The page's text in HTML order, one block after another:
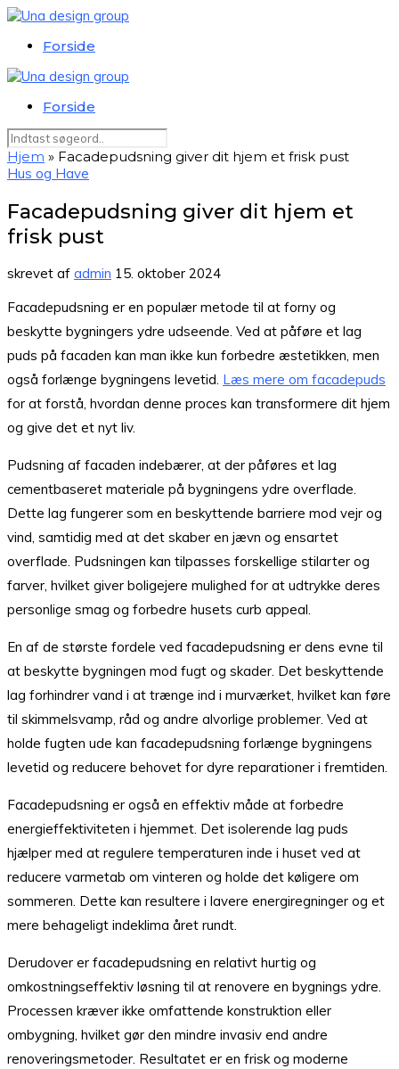
Forside
Forside
Hjem » Facadepudsning giver dit hjem et frisk pust
Hus og Have
Facadepudsning giver dit hjem et
frisk pust
skrevet af admin 15. oktober 2024
Facadepudsning er en populær metode til at forny og
beskytte bygningers ydre udseende. Ved at påføre et lag
puds på facaden kan man ikke kun forbedre æstetikken, men
også forlænge bygningens levetid. Læs mere om facadepuds
for at forstå, hvordan denne proces kan transformere dit hjem
og give det et nyt liv.
Pudsning af facaden indebærer, at der påføres et lag
cementbaseret materiale på bygningens ydre overflade.
Dette lag fungerer som en beskyttende barriere mod vejr og
vind, samtidig med at det skaber en jævn og ensartet
overflade. Pudsningen kan tilpasses forskellige stilarter og
farver, hvilket giver boligejere mulighed for at udtrykke deres
personlige smag og forbedre husets curb appeal.
En af de største fordele ved facadepudsning er dens evne til
at beskytte bygningen mod fugt og skader. Det beskyttende
lag forhindrer vand i at trænge ind i murværket, hvilket kan føre
til skimmelsvamp, råd og andre alvorlige problemer. Ved at
holde fugten ude kan facadepudsning forlænge bygningens
levetid og reducere behovet for dyre reparationer i fremtiden.
Facadepudsning er også en effektiv måde at forbedre
energieffektiviteten i hjemmet. Det isolerende lag puds
hjælper med at regulere temperaturen inde i huset ved at
reducere varmetab om vinteren og holde det køligere om
sommeren. Dette kan resultere i lavere energiregninger og et
mere behageligt indeklima året rundt.
Derudover er facadepudsning en relativt hurtig og
omkostningseffektiv løsning til at renovere en bygnings ydre.
Processen kræver ikke omfattende konstruktion eller
ombygning, hvilket gør den mindre invasiv end andre
renoveringsmetoder. Resultatet er en frisk og moderne